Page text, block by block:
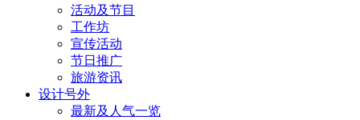
活动及节目
工作坊
宣传活动
节日推广
旅游资讯
设计号外
最新及人气一览